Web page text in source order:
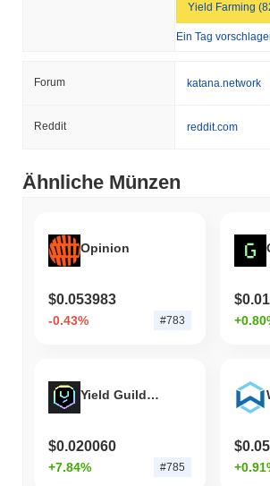
Yield Farming
Ein Tag
Forum katana.network
Reddit reddit.com
Ähnliche Münzen
Opinion
$0.053983
-0.43% #783
Yield Guild Games
$0.020060
+7.84% #785